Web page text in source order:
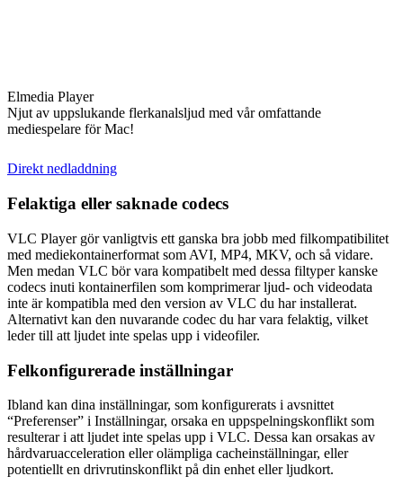
Elmedia Player
Njut av uppslukande flerkanalsljud med vår omfattande
mediespelare för Mac!
Direkt nedladdning
Felaktiga eller saknade codecs
VLC Player gör vanligtvis ett ganska bra jobb med filkompatibilitet
med mediekontainerformat som AVI, MP4, MKV, och så vidare.
Men medan VLC bör vara kompatibelt med dessa filtyper kanske
codecs inuti kontainerfilen som komprimerar ljud- och videodata
inte är kompatibla med den version av VLC du har installerat.
Alternativt kan den nuvarande codec du har vara felaktig, vilket
leder till att ljudet inte spelas upp i videofiler.
Felkonfigurerade inställningar
Ibland kan dina inställningar, som konfigurerats i avsnittet
“Preferenser” i Inställningar, orsaka en uppspelningskonflikt som
resulterar i att ljudet inte spelas upp i VLC. Dessa kan orsakas av
hårdvaruacceleration eller olämpliga cacheinställningar, eller
potentiellt en drivrutinskonflikt på din enhet eller ljudkort.